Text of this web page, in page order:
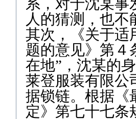
系，对于沈某事
人的猜测，也
其次，《关于适
题的意见》第４
在地” ，沈某的
莱登服装有限公
据锁链。根据《
定》 第七十七条